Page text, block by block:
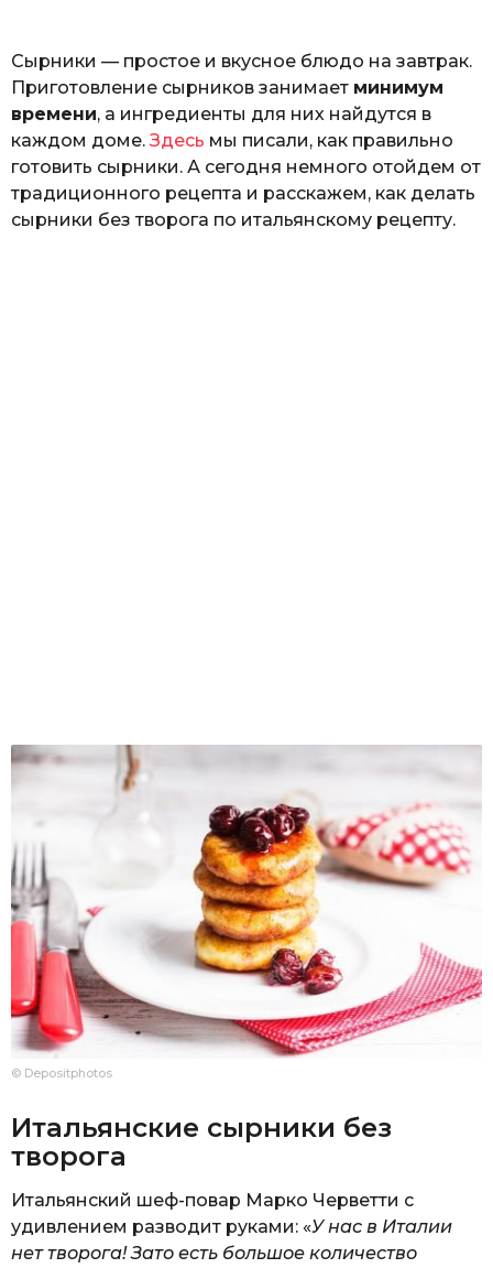
Сырники — простое и вкусное блюдо на завтрак.
Приготовление сырников занимает минимум
времени, а ингредиенты для них найдутся в
каждом доме. Здесь мы писали, как правильно
готовить сырники. А сегодня немного отойдем от
традиционного рецепта и расскажем, как делать
сырники без творога по итальянскому рецепту.
© Depositphotos
Итальянские сырники без
творога
Итальянский шеф-повар Марко Черветти с
удивлением разводит руками: «У нас в Италии
нет творога! Зато есть большое количество